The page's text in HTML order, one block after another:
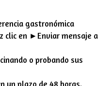
gastronómica
clic en ►Enviar mensaje a
o probando sus
un plazo de 48 horas.